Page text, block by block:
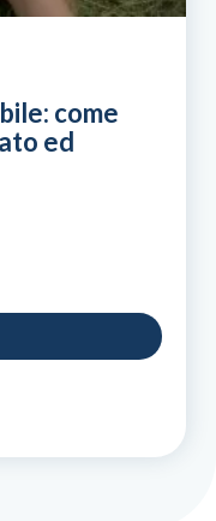
come
ed